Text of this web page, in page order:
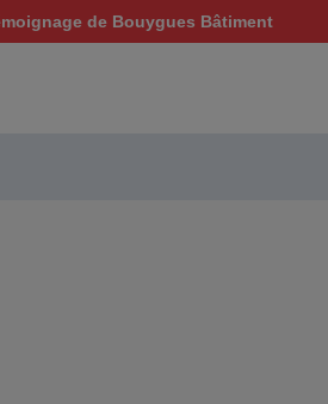
de Bouygues Bâtiment